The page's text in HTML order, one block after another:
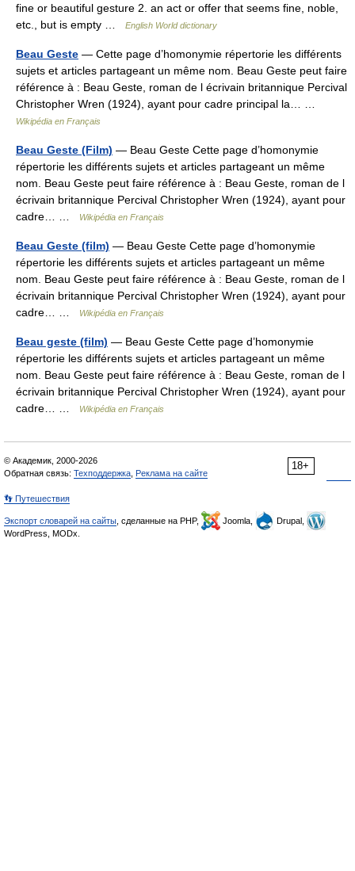
fine or beautiful gesture 2. an act or offer that seems fine, noble,
etc., but is empty …
English World dictionary
Beau Geste — Cette page d’homonymie répertorie les différents
sujets et articles partageant un même nom. Beau Geste peut faire
référence à : Beau Geste, roman de l écrivain britannique Percival
Christopher Wren (1924), ayant pour cadre principal la… …
Wikipédia en Français
Beau Geste (Film) — Beau Geste Cette page d’homonymie
répertorie les différents sujets et articles partageant un même
nom. Beau Geste peut faire référence à : Beau Geste, roman de l
écrivain britannique Percival Christopher Wren (1924), ayant pour
cadre… …
Wikipédia en Français
Beau Geste (film) — Beau Geste Cette page d’homonymie
répertorie les différents sujets et articles partageant un même
nom. Beau Geste peut faire référence à : Beau Geste, roman de l
écrivain britannique Percival Christopher Wren (1924), ayant pour
cadre… …
Wikipédia en Français
Beau geste (film) — Beau Geste Cette page d’homonymie
répertorie les différents sujets et articles partageant un même
nom. Beau Geste peut faire référence à : Beau Geste, roman de l
écrivain britannique Percival Christopher Wren (1924), ayant pour
cadre… …
Wikipédia en Français
18+
© Академик, 2000-2026
Обратная связь: Техподдержка Реклама на сайте
👣 Путешествия
Экспорт словарей на сайты , сделанные на PHP, Joomla,
Drupal,
WordPress, MODx.